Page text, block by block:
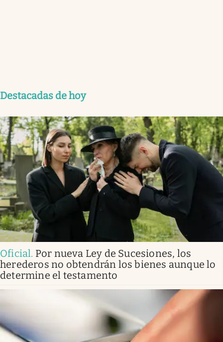
Destacadas de hoy
Oficial. Por nueva Ley de Sucesiones, los
herederos no obtendrán los bienes aunque lo
determine el testamento